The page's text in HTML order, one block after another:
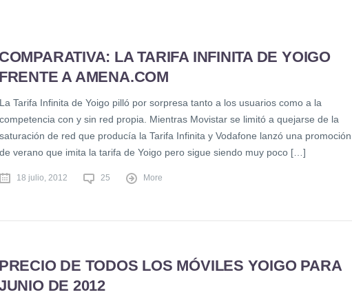
COMPARATIVA: LA TARIFA INFINITA DE YOIGO
FRENTE A AMENA.COM
La Tarifa Infinita de Yoigo pilló por sorpresa tanto a los usuarios como a la
competencia con y sin red propia. Mientras Movistar se limitó a quejarse de la
saturación de red que producía la Tarifa Infinita y Vodafone lanzó una promoción
de verano que imita la tarifa de Yoigo pero sigue siendo muy poco […]
18 julio, 2012 25 More
PRECIO DE TODOS LOS MÓVILES YOIGO PARA
DE 2012